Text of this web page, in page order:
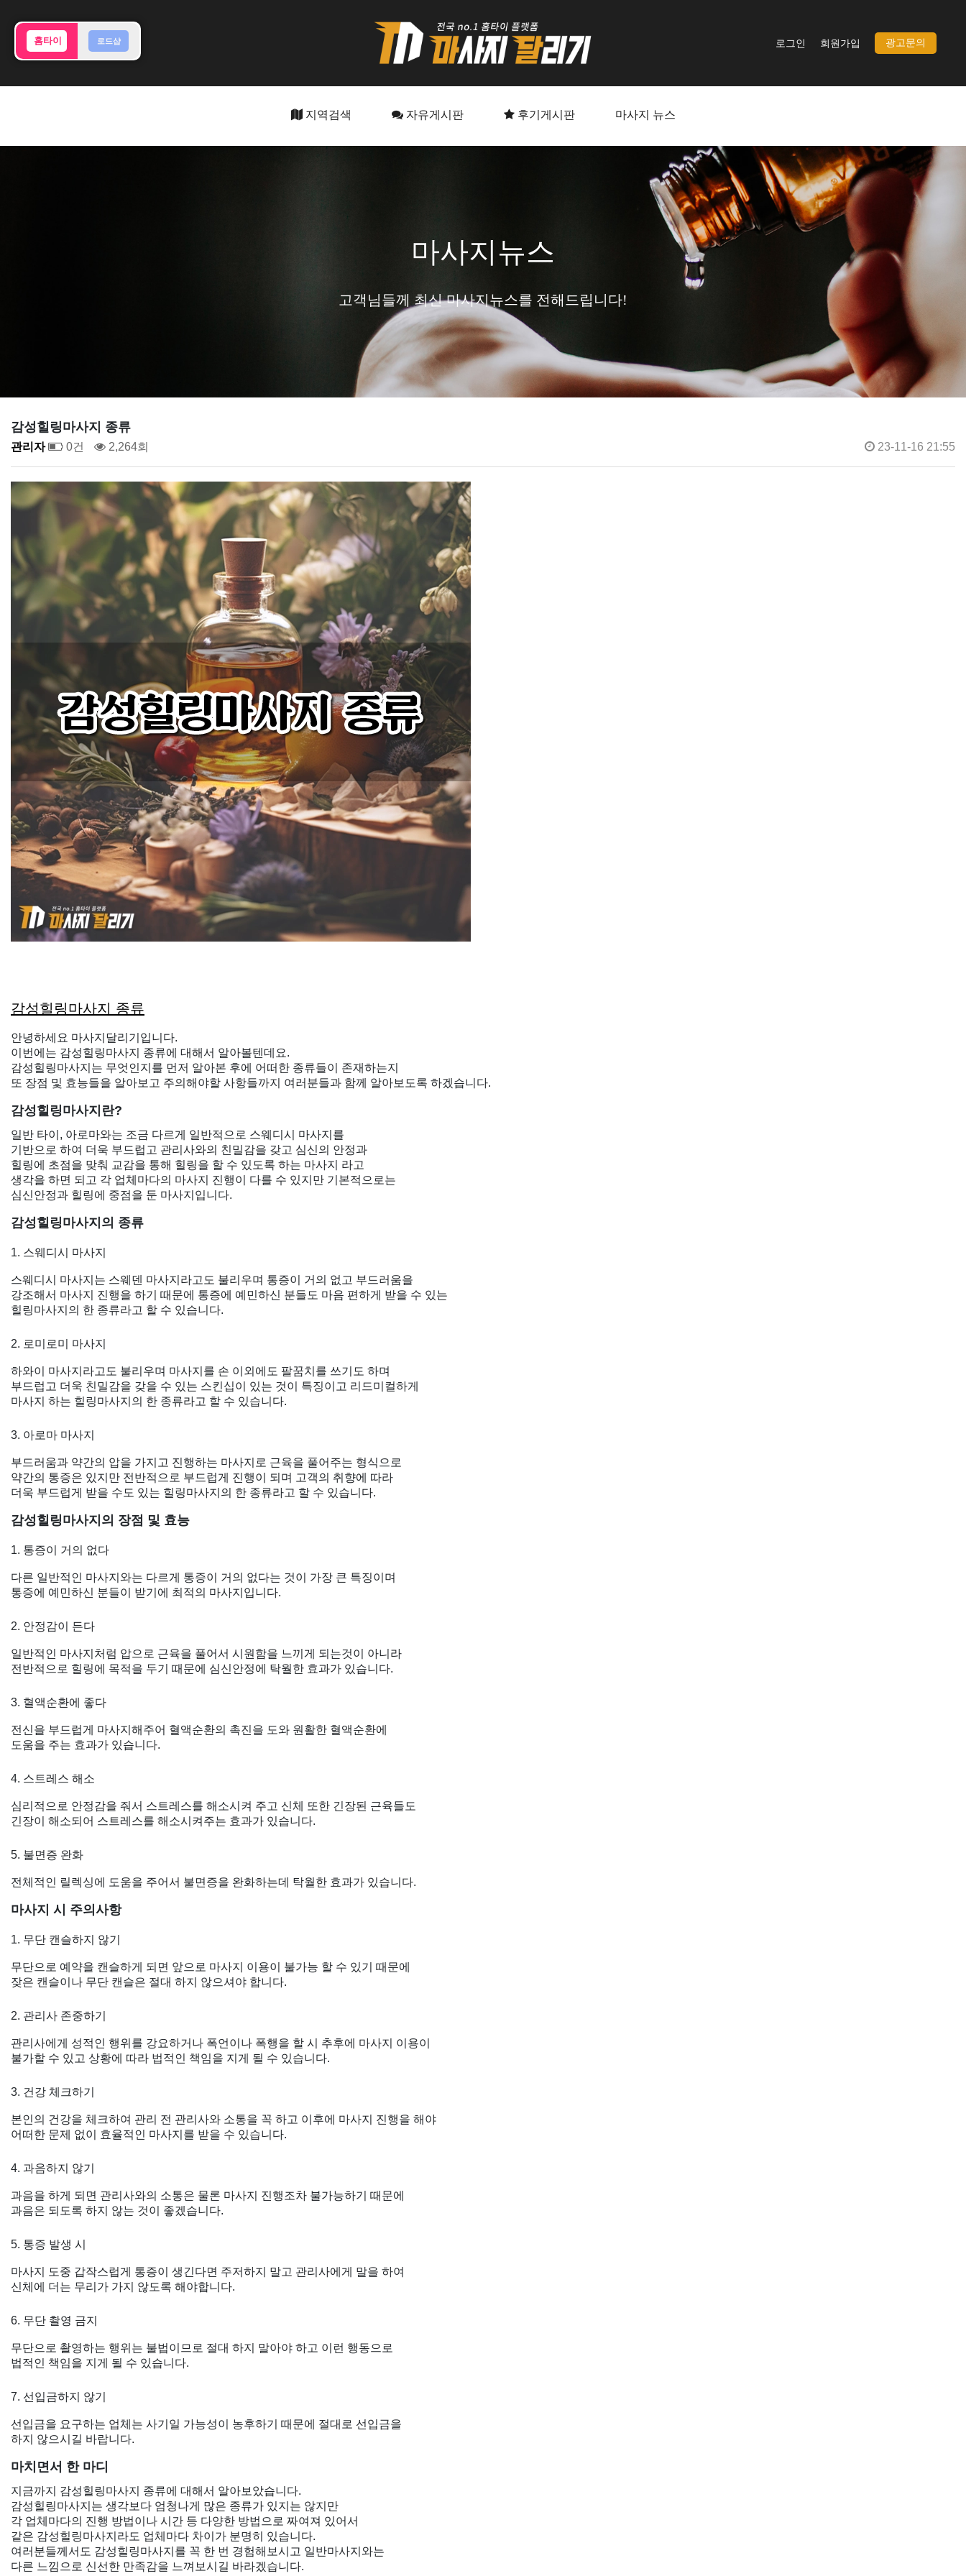
홈타이 로드샵 로그인 회원가입 광고문의
지역검색 자유게시판 후기게시판 마사지 뉴스
마사지뉴스
고객님들께 최신 마사지뉴스를 전해드립니다!
감성힐링마사지 종류
관리자 0건 2,264회 23-11-16 21:55
감성힐링마사지 종류
안녕하세요 마사지달리기입니다.
이번에는 감성힐링마사지 종류에 대해서 알아볼텐데요.
감성힐링마사지는 무엇인지를 먼저 알아본 후에 어떠한 종류들이 존재하는지
또 장점 및 효능들을 알아보고 주의해야할 사항들까지 여러분들과 함께 알아보도록 하겠습니다.
감성힐링마사지란?
일반 타이, 아로마와는 조금 다르게 일반적으로 스웨디시 마사지를
기반으로 하여 더욱 부드럽고 관리사와의 친밀감을 갖고 심신의 안정과
힐링에 초점을 맞춰 교감을 통해 힐링을 할 수 있도록 하는 마사지 라고
생각을 하면 되고 각 업체마다의 마사지 진행이 다를 수 있지만 기본적으로는
심신안정과 힐링에 중점을 둔 마사지입니다.
감성힐링마사지의 종류
1. 스웨디시 마사지
스웨디시 마사지는 스웨덴 마사지라고도 불리우며 통증이 거의 없고 부드러움을
강조해서 마사지 진행을 하기 때문에 통증에 예민하신 분들도 마음 편하게 받을 수 있는
힐링마사지의 한 종류라고 할 수 있습니다.
2. 로미로미 마사지
하와이 마사지라고도 불리우며 마사지를 손 이외에도 팔꿈치를 쓰기도 하며
부드럽고 더욱 친밀감을 갖을 수 있는 스킨십이 있는 것이 특징이고 리드미컬하게
마사지 하는 힐링마사지의 한 종류라고 할 수 있습니다.
3. 아로마 마사지
부드러움과 약간의 압을 가지고 진행하는 마사지로 근육을 풀어주는 형식으로
약간의 통증은 있지만 전반적으로 부드럽게 진행이 되며 고객의 취향에 따라
더욱 부드럽게 받을 수도 있는 힐링마사지의 한 종류라고 할 수 있습니다.
감성힐링마사지의 장점 및 효능
1. 통증이 거의 없다
다른 일반적인 마사지와는 다르게 통증이 거의 없다는 것이 가장 큰 특징이며
통증에 예민하신 분들이 받기에 최적의 마사지입니다.
2. 안정감이 든다
일반적인 마사지처럼 압으로 근육을 풀어서 시원함을 느끼게 되는것이 아니라
전반적으로 힐링에 목적을 두기 때문에 심신안정에 탁월한 효과가 있습니다.
3. 혈액순환에 좋다
전신을 부드럽게 마사지해주어 혈액순환의 촉진을 도와 원활한 혈액순환에
도움을 주는 효과가 있습니다.
4. 스트레스 해소
심리적으로 안정감을 줘서 스트레스를 해소시켜 주고 신체 또한 긴장된 근육들도
긴장이 해소되어 스트레스를 해소시켜주는 효과가 있습니다.
5. 불면증 완화
전체적인 릴렉싱에 도움을 주어서 불면증을 완화하는데 탁월한 효과가 있습니다.
마사지 시 주의사항
1. 무단 캔슬하지 않기
무단으로 예약을 캔슬하게 되면 앞으로 마사지 이용이 불가능 할 수 있기 때문에
잦은 캔슬이나 무단 캔슬은 절대 하지 않으셔야 합니다.
2. 관리사 존중하기
관리사에게 성적인 행위를 강요하거나 폭언이나 폭행을 할 시 추후에 마사지 이용이
불가할 수 있고 상황에 따라 법적인 책임을 지게 될 수 있습니다.
3. 건강 체크하기
본인의 건강을 체크하여 관리 전 관리사와 소통을 꼭 하고 이후에 마사지 진행을 해야
어떠한 문제 없이 효율적인 마사지를 받을 수 있습니다.
4. 과음하지 않기
과음을 하게 되면 관리사와의 소통은 물론 마사지 진행조차 불가능하기 때문에
과음은 되도록 하지 않는 것이 좋겠습니다.
5. 통증 발생 시
마사지 도중 갑작스럽게 통증이 생긴다면 주저하지 말고 관리사에게 말을 하여
신체에 더는 무리가 가지 않도록 해야합니다.
6. 무단 촬영 금지
무단으로 촬영하는 행위는 불법이므로 절대 하지 말아야 하고 이런 행동으로
법적인 책임을 지게 될 수 있습니다.
7. 선입금하지 않기
선입금을 요구하는 업체는 사기일 가능성이 농후하기 때문에 절대로 선입금을
하지 않으시길 바랍니다.
마치면서 한 마디
지금까지 감성힐링마사지 종류에 대해서 알아보았습니다.
감성힐링마사지는 생각보다 엄청나게 많은 종류가 있지는 않지만
각 업체마다의 진행 방법이나 시간 등 다양한 방법으로 짜여져 있어서
같은 감성힐링마사지라도 업체마다 차이가 분명히 있습니다.
여러분들께서도 감성힐링마사지를 꼭 한 번 경험해보시고 일반마사지와는
다른 느낌으로 신선한 만족감을 느껴보시길 바라겠습니다.